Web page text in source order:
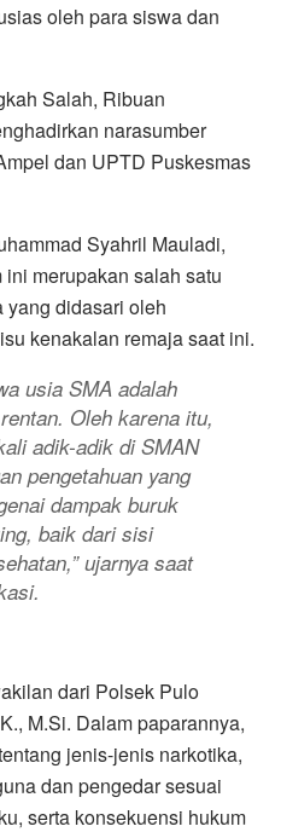
oleh para siswa dan
Salah, Ribuan
narasumber
dan UPTD Puskesmas
Syahril Mauladi,
merupakan salah satu
yang didasari oleh
kenakalan remaja saat ini.
usia SMA adalah
Oleh karena itu,
adik-adik di SMAN
pengetahuan yang
dampak buruk
baik dari sisi
ujarnya saat
dari Polsek Pulo
M.Si. Dalam paparannya,
jenis-jenis narkotika,
dan pengedar sesuai
serta konsekuensi hukum